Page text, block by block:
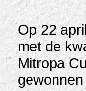
Op 22
met de
Mitropa